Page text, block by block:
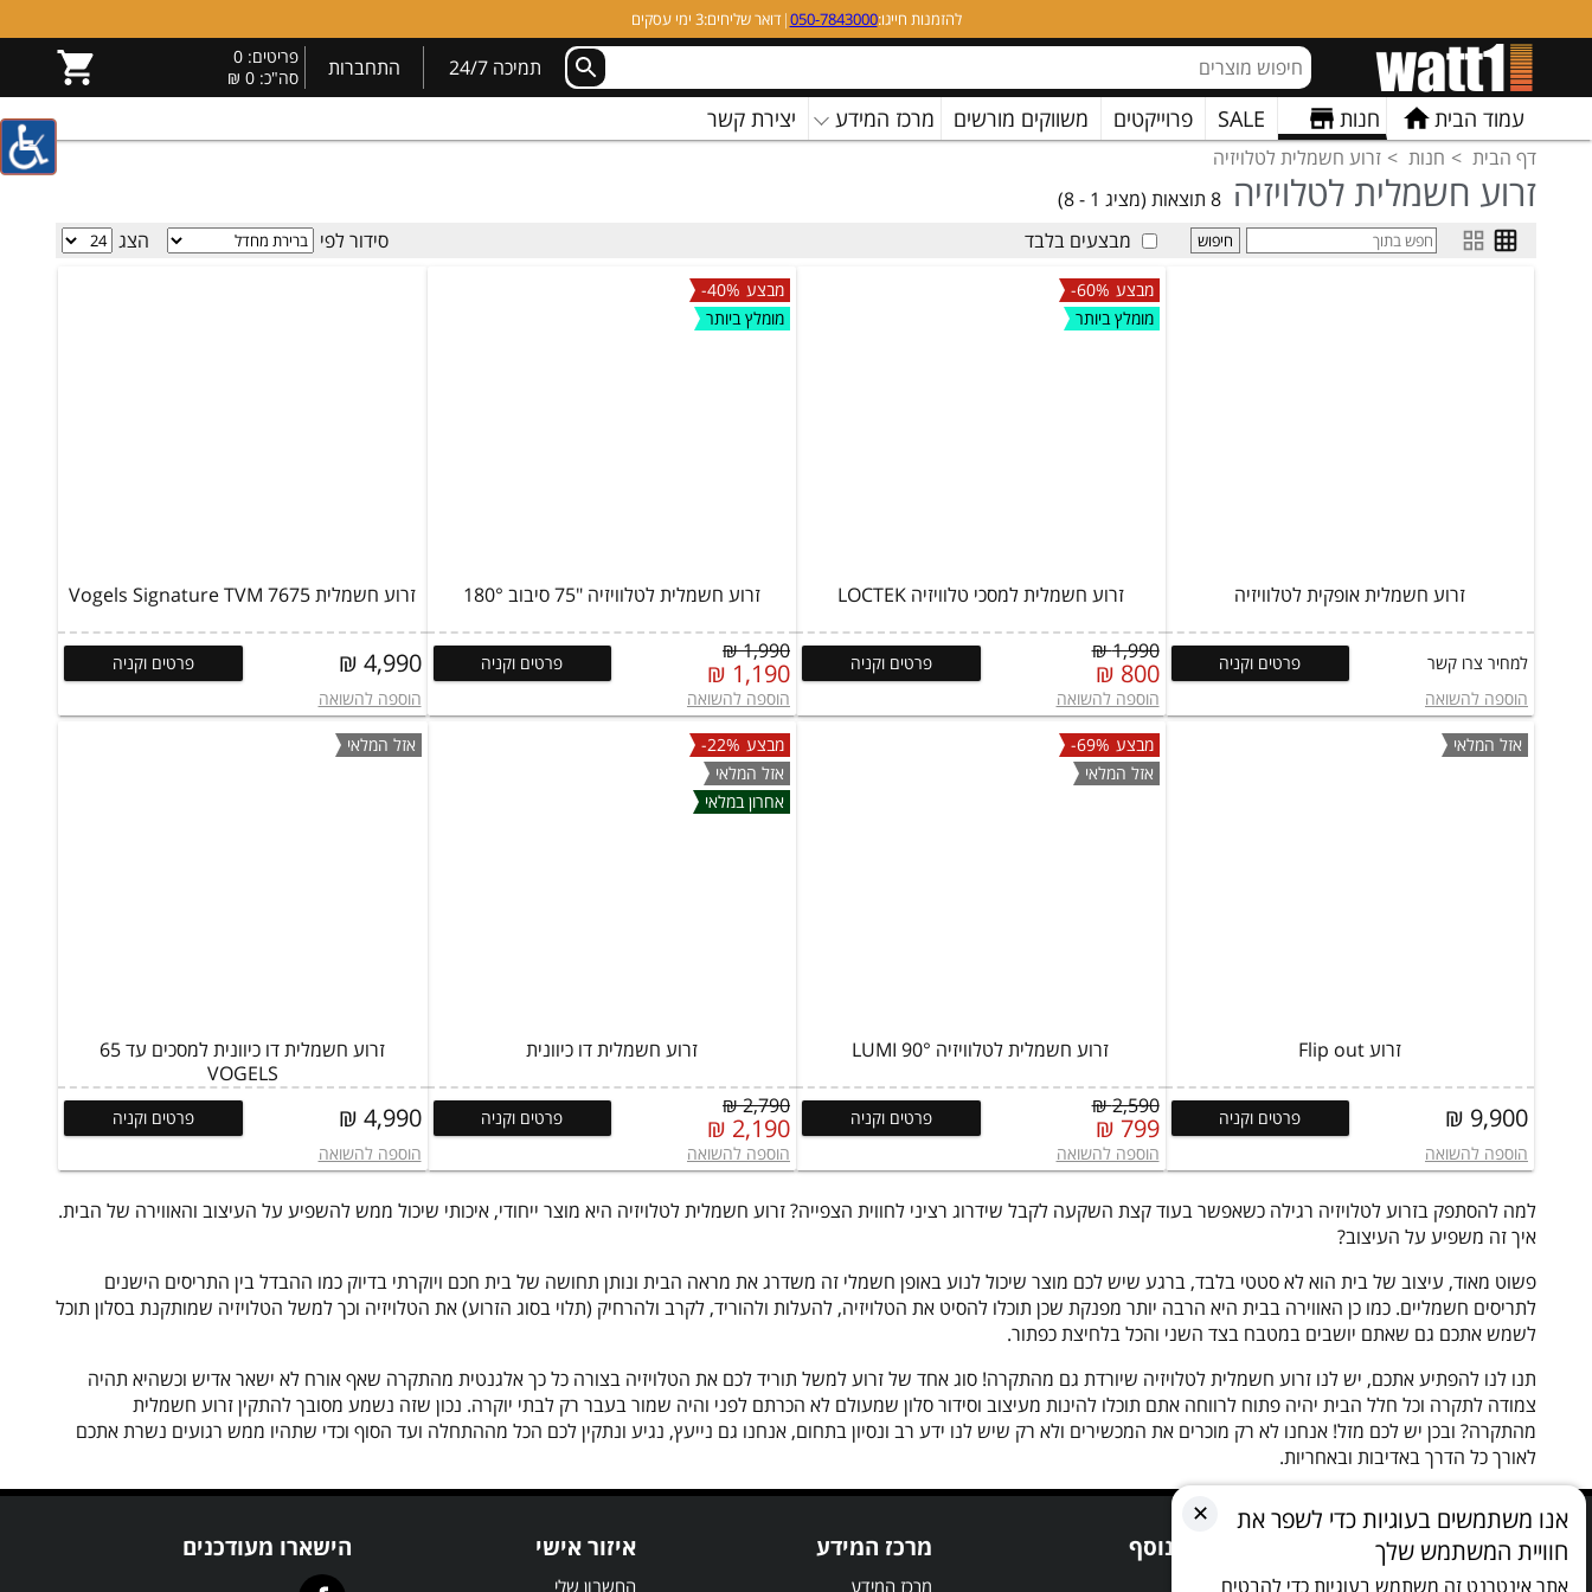
להזמנות חייגו:050-7843000
|דואר שליחים:3 ימי עסקים
תמיכה 24/7 התחברות פריטים: 0
סה"כ: 0 ₪
עמוד הבית חנות SALE פרוייקטים משווקים מורשים מרכז המידע יצירת קשר
דף הבית חנות זרוע חשמלית לטלויזיה
זרוע חשמלית לטלויזיה 8 תוצאות (מציג 1 - 8)
הצג
סידור לפי חיפוש מבצעים בלבד
זרוע חשמלית אופקית לטלוויזיה
למחיר צרו קשר
פרטים וקניה
הוספה להשואה
מבצע -60%
מומלץ ביותר
זרוע חשמלית למסכי טלוויזיה LOCTEK
1,990 ₪
800 ₪
פרטים וקניה
הוספה להשואה
מבצע -40%
מומלץ ביותר
זרוע חשמלית לטלוויזיה "75 סיבוב 180°
1,990 ₪
1,190 ₪
פרטים וקניה
הוספה להשואה
זרוע חשמלית Vogels Signature TVM 7675
4,990 ₪
פרטים וקניה
הוספה להשואה
אזל המלאי
זרוע Flip out
9,900 ₪
פרטים וקניה
הוספה להשואה
מבצע -69%
אזל המלאי
זרוע חשמלית לטלוויזיה LUMI 90°
2,590 ₪
799 ₪
פרטים וקניה
הוספה להשואה
מבצע -22%
אזל המלאי
אחרון במלאי
זרוע חשמלית דו כיוונית
2,790 ₪
2,190 ₪
פרטים וקניה
הוספה להשואה
אזל המלאי
זרוע חשמלית דו כיוונית למסכים עד 65
VOGELS
4,990 ₪
פרטים וקניה
הוספה להשואה
למה להסתפק בזרוע לטלויזיה רגילה כשאפשר בעוד קצת השקעה לקבל שידרוג רציני לחווית הצפייה? זרוע חשמלית לטלויזיה היא מוצר ייחודי, איכותי שיכול ממש להשפיע על העיצוב והאווירה של הבית.
איך זה משפיע על העיצוב?
פשוט מאוד, עיצוב של בית הוא לא סטטי בלבד, ברגע שיש לכם מוצר שיכול לנוע באופן חשמלי זה משדרג את מראה הבית ונותן תחושה של בית חכם ויוקרתי בדיוק כמו ההבדל בין התריסים הישנים
לתריסים חשמליים. כמו כן האווירה בבית היא הרבה יותר מפנקת שכן תוכלו להסיט את הטלויזיה, להעלות ולהוריד, לקרב ולהרחיק (תלוי בסוג הזרוע) את הטלויזיה וכך למשל הטלויזיה שמותקנת בסלון תוכל
לשמש אתכם גם שאתם יושבים במטבח בצד השני והכל בלחיצת כפתור.
תנו לנו להפתיע אתכם, יש לנו זרוע חשמלית לטלויזיה שיורדת גם מהתקרה! סוג אחד של זרוע למשל תוריד לכם את הטלויזיה בצורה כל כך אלגנטית מהתקרה שאף אורח לא ישאר אדיש וכשהיא תהיה
צמודה לתקרה וכל חלל הבית יהיה פתוח לרווחה אתם תוכלו להינות מעיצוב וסידור סלון שמעולם לא הכרתם לפני והיה שמור בעבר רק לבתי יוקרה. נכון שזה נשמע מסובך להתקין זרוע חשמלית
מהתקרה? ובכן יש לכם מזל! אנחנו לא רק מוכרים את המכשירים ולא רק שיש לנו ידע רב ונסיון בתחום, אנחנו גם נייעץ, נגיע ונתקין לכם הכל מההתחלה ועד הסוף וכדי שתהיו ממש רגועים נשרת אתכם
לאורך כל הדרך באדיבות ובאחריות.
קישורים שימושיים
SALE
מידע נוסף
אודותינו
מרכז המידע
מרכז המידע
איזור אישי
החשבון שלי
הישארו מעודכנים
✕
אנו משתמשים בעוגיות כדי לשפר את
חוויית המשתמש שלך
אתר אינטרנט זה משתמש בעוגיות כדי להבטיח